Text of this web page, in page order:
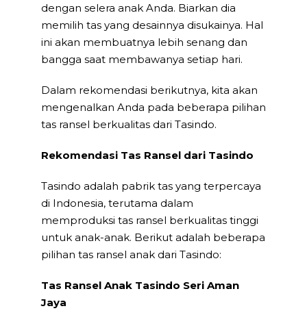
dengan selera anak Anda. Biarkan dia
memilih tas yang desainnya disukainya. Hal
ini akan membuatnya lebih senang dan
bangga saat membawanya setiap hari.
Dalam rekomendasi berikutnya, kita akan
mengenalkan Anda pada beberapa pilihan
tas ransel berkualitas dari Tasindo.
Rekomendasi Tas Ransel dari Tasindo
Tasindo adalah pabrik tas yang terpercaya
di Indonesia, terutama dalam
memproduksi tas ransel berkualitas tinggi
untuk anak-anak. Berikut adalah beberapa
pilihan tas ransel anak dari Tasindo:
Tas Ransel Anak Tasindo Seri Aman
Jaya